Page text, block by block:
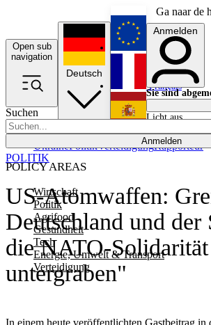
Ga naar de
Open sub
navigation
Suchen
Anmelden
POLICY AREAS
Wirtschaft
Politik
Agrifood
Gesundheit
Tech
Energie, Umwelt & Transport
Verteidigung
UkrainePolitikVerteidigungRapporteur
Deutsch
English
Français
Anmelden
Sie sind
Licht aus
US-Atomwaffen:
Deutschland und der
die NATO-
untergraben"
POLITIK